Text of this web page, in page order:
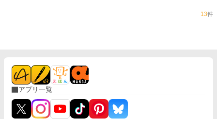
を裏で操る、反社会組織・仁道会（じんどうかい）の雇った
13件
アプリ一覧